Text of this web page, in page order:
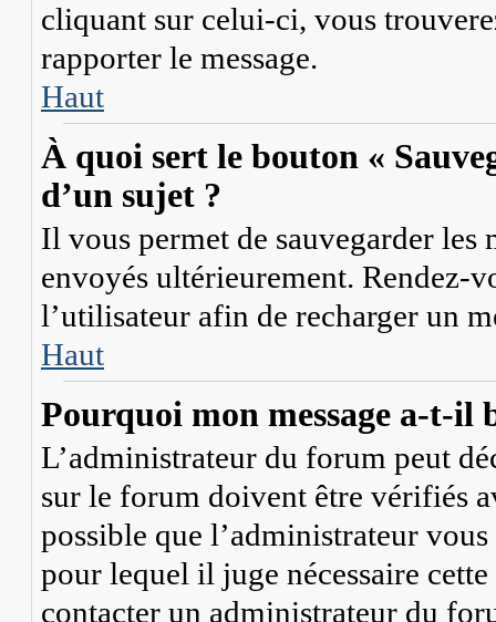
cliquant sur celui-ci, vous
rapporter le message.
Haut
À quoi sert le bouton «
d’un sujet ?
Il vous permet de sauvegarder les
envoyés ultérieurement. Rendez-
l’utilisateur afin de recharger un
Haut
Pourquoi mon message a-t-il
L’administrateur du forum peut
sur le forum doivent être vérifiés
possible que l’administrateur
pour lequel il juge nécessaire
contacter un administrateur du